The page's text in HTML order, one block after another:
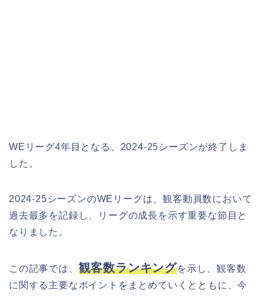
WEリーグ4年目となる、2024‐25シーズンが終了しま
した。
2024-25シーズンのWEリーグは、観客動員数において
過去最多を記録し、リーグの成長を示す重要な節目と
なりました。
この記事では、 観客数ランキングを示し、観客数
に関する主要なポイントをまとめていくとともに、今